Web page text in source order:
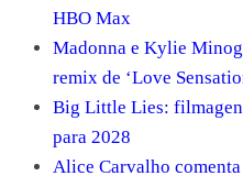
HBO Max
Madonna e Kylie
remix de ‘Love
Big Little Lies:
para 2028
Alice Carvalho